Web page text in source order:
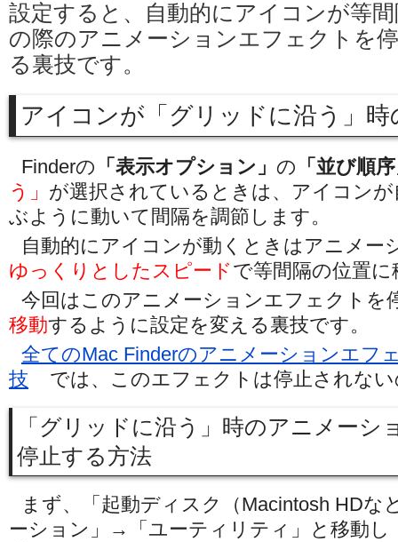
設定すると、自動的にアイコンが等
の際のアニメーションエフェクトを
る裏技です。
アイコンが「グリッドに沿う」
Finderの 「表示オプション」 の 「並び順
う」 が選択されているときは、アイコン
ぶように動いて間隔を調節します。
自動的にアイコンが動くときはアニメー
ゆっくりとしたスピード で等間隔の位置
今回はこのアニメーションエフェクトを
移動するように設定を変える裏技です。
全てのMac Finderのアニメーションエフ
技
では、このエフェクトは停止されな
「グリッドに沿う」時のアニメーシ
停止する方法
まず、「起動ディスク（Macintosh HD
ーション」→「ユーティリティ」と移動し